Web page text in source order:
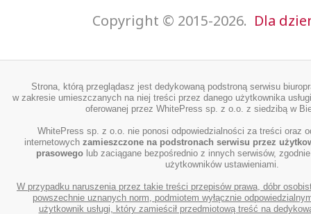
Copyright © 2015-2026. Dla
Strona, którą przeglądasz jest dedykowaną podstroną serwisu
w zakresie umieszczanych na niej treści przez danego użytkownika
oferowanej przez WhitePress sp. z o.o. z siedzibą w
WhitePress sp. z o.o. nie ponosi odpowiedzialności za treści oraz
internetowych zamieszczone na podstronach serwisu przez
prasowegolub zaciągane bezpośrednio z innych serwisów,
użytkowników ustawieniami.
W przypadku naruszenia przez takie treści przepisów prawa, dóbr
powszechnie uznanych norm, podmiotem wyłącznie
użytkownik usługi, który zamieścił przedmiotową treść na